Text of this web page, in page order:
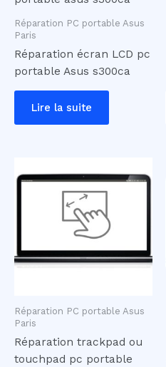
Réparation PC portable Asus
Paris
Réparation écran LCD pc
portable Asus s300ca
Lire la suite
Réparation PC portable Asus
Paris
Réparation trackpad ou
touchpad pc portable